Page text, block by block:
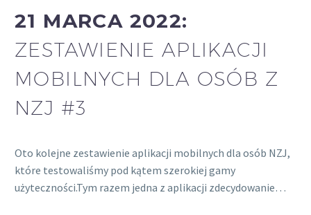
21 MARCA 2022:
ZESTAWIENIE APLIKACJI
MOBILNYCH DLA OSÓB Z
NZJ #3
Oto kolejne zestawienie aplikacji mobilnych dla osób NZJ,
które testowaliśmy pod kątem szerokiej gamy
użyteczności.Tym razem jedna z aplikacji zdecydowanie…